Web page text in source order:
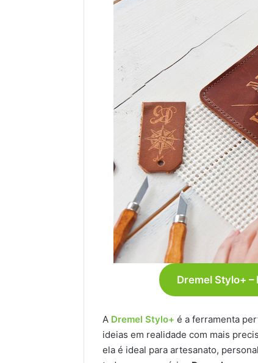
Dremel Stylo+
A Dremel Stylo+ é a ferramenta
ideias em realidade com mais
ela é ideal para artesanato,